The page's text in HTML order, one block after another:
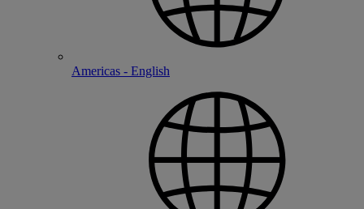
Americas - English